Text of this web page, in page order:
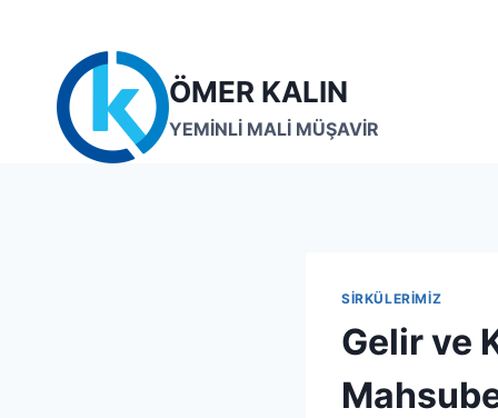
content
ÖMER KALIN
YEMİNLİ MALİ MÜŞAVİR
SIRKÜLERIMIZ
Gelir ve